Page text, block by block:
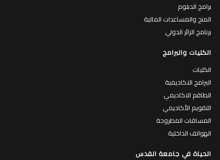
برامج الدبلوم
المنح والمساعدات المالية
برنامج الزائر الدولي
الكليات والبرامج
الكليات
البرامج الاكاديمية
الطاقم الاكاديمي
التقويم الأكاديمي
المساقات المطروحة
الهواتف الداخلية
الحياة في جامعة القدس